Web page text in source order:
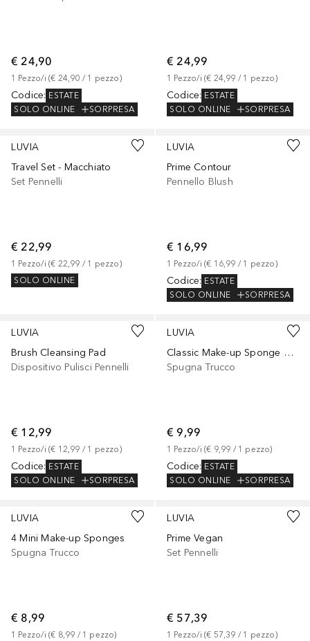
€ 24,90
1 Pezzo/i (€ 24,90 / 1 pezzo)
Codice: ESTATE
SOLO ONLINE
SORPRESA
€ 24,99
1 Pezzo/i (€ 24,99 / 1 pezzo)
Codice: ESTATE
SOLO ONLINE
SORPRESA
LUVIA
Travel Set - Macchiato
Set Pennelli
€ 22,99
1 Pezzo/i (€ 22,99 / 1 pezzo)
SOLO ONLINE
LUVIA
Prime Contour
Pennello Blush
€ 16,99
1 Pezzo/i (€ 16,99 / 1 pezzo)
Codice: ESTATE
SOLO ONLINE
SORPRESA
LUVIA
Brush Cleansing Pad
Dispositivo Pulisci Pennelli
€ 12,99
1 Pezzo/i (€ 12,99 / 1 pezzo)
Codice: ESTATE
SOLO ONLINE
SORPRESA
LUVIA
Classic Make-up Sponge + 2 Mini
Spugna Trucco
€ 9,99
1 Pezzo/i (€ 9,99 / 1 pezzo)
Codice: ESTATE
SOLO ONLINE
SORPRESA
LUVIA
4 Mini Make-up Sponges
Spugna Trucco
€ 8,99
1 Pezzo/i (€ 8,99 / 1 pezzo)
LUVIA
Prime Vegan
Set Pennelli
€ 57,39
1 Pezzo/i (€ 57,39 / 1 pezzo)